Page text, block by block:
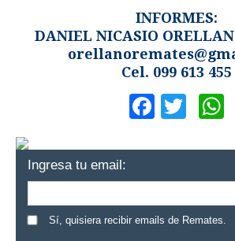
INFORMES:
DANIEL NICASIO
Cel. 099 613 455
Ingresa tu email:
Sí, quisiera recibir emails de Remates.